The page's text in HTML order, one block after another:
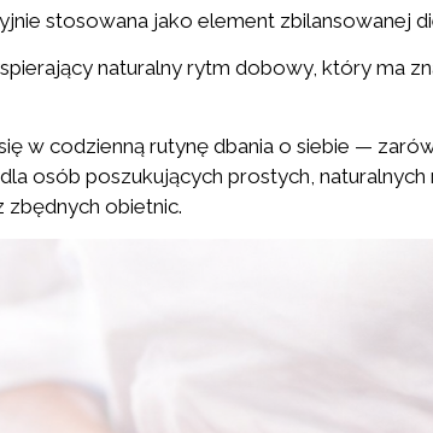
stosowana jako element zbilansowanej
naturalny rytm dobowy, który ma
w codzienną rutynę dbania o siebie —
osób poszukujących prostych,
obietnic.